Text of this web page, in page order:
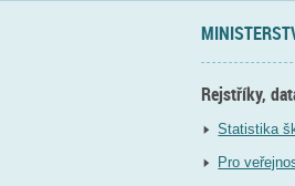
Rejstříky,
Statistika
Pro